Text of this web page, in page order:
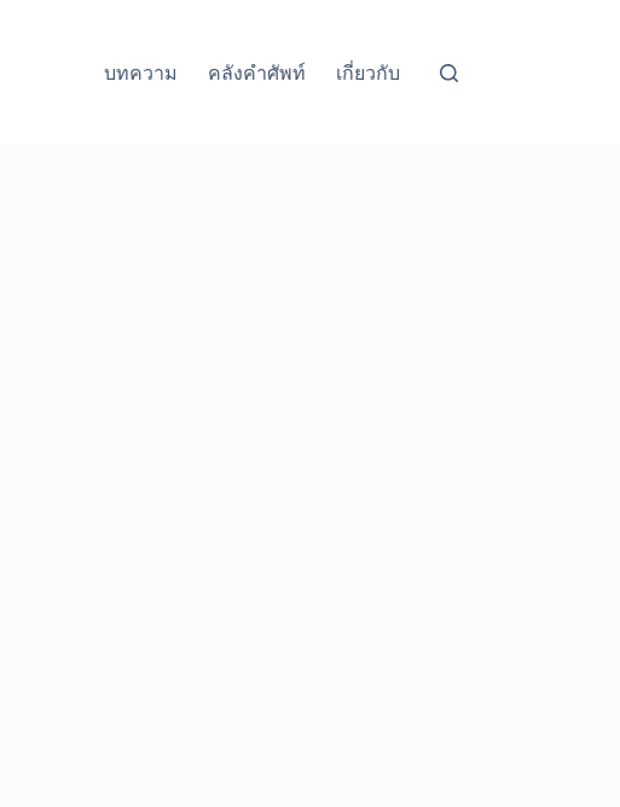
บทความ
คลังคำศัพท์ เกี่ยวกับ